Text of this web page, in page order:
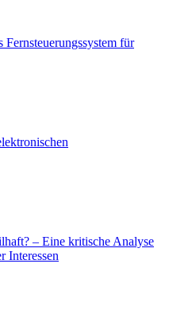
Fernsteuerungssystem für
– Eine kritische Analyse
Interessen